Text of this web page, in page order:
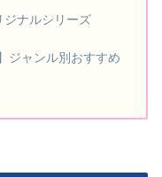
ジナルシリーズ
ジャンル別おすすめ